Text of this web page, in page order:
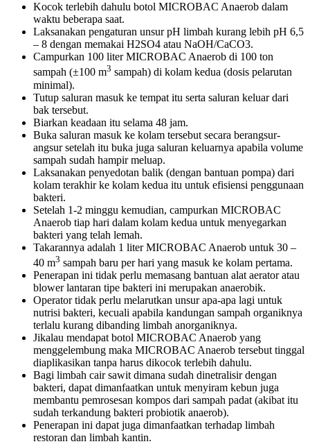
Kocok terlebih dahulu botol MICROBAC Anaerob dalam
waktu beberapa saat.
Laksanakan pengaturan unsur pH limbah kurang lebih pH 6,5
– 8 dengan memakai H2SO4 atau NaOH/CaCO3.
Campurkan 100 liter MICROBAC Anaerob di 100 ton
sampah (±100 m3 sampah) di kolam kedua (dosis pelarutan
minimal).
Tutup saluran masuk ke tempat itu serta saluran keluar dari
bak tersebut.
Biarkan keadaan itu selama 48 jam.
Buka saluran masuk ke kolam tersebut secara berangsur-
angsur setelah itu buka juga saluran keluarnya apabila volume
sampah sudah hampir meluap.
Laksanakan penyedotan balik (dengan bantuan pompa) dari
kolam terakhir ke kolam kedua itu untuk efisiensi penggunaan
bakteri.
Setelah 1-2 minggu kemudian, campurkan MICROBAC
Anaerob tiap hari dalam kolam kedua untuk menyegarkan
bakteri yang telah lemah.
Takarannya adalah 1 liter MICROBAC Anaerob untuk 30 –
40 m3 sampah baru per hari yang masuk ke kolam pertama.
Penerapan ini tidak perlu memasang bantuan alat aerator atau
blower lantaran tipe bakteri ini merupakan anaerobik.
Operator tidak perlu melarutkan unsur apa-apa lagi untuk
nutrisi bakteri, kecuali apabila kandungan sampah organiknya
terlalu kurang dibanding limbah anorganiknya.
Jikalau mendapat botol MICROBAC Anaerob yang
menggelembung maka MICROBAC Anaerob tersebut tinggal
diaplikasikan tanpa harus dikocok terlebih dahulu.
Bagi limbah cair sawit dimana sudah dinetralisir dengan
bakteri, dapat dimanfaatkan untuk menyiram kebun juga
membantu pemrosesan kompos dari sampah padat (akibat itu
sudah terkandung bakteri probiotik anaerob).
Penerapan ini dapat juga dimanfaatkan terhadap limbah
restoran dan limbah kantin.